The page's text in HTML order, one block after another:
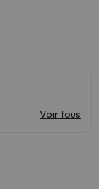
Voir tous